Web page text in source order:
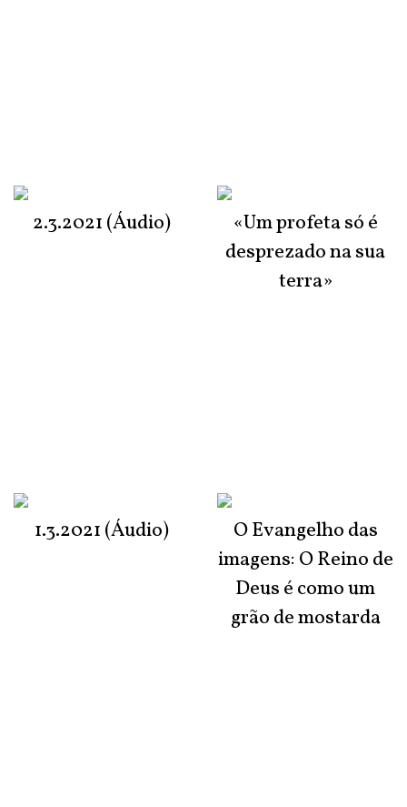
2.3.2021 (Áudio)
1.3.2021 (Áudio)
«Um profeta só é
desprezado na sua
terra»
O Evangelho das
imagens: O Reino de
Deus é como um
grão de mostarda